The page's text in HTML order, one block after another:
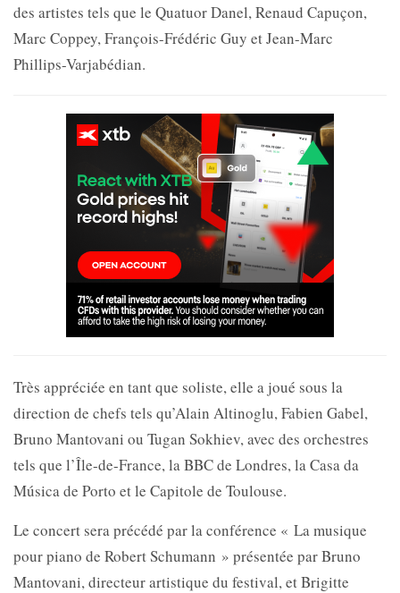
des artistes tels que le Quatuor Danel, Renaud Capuçon,
Marc Coppey, François-Frédéric Guy et Jean-Marc
Phillips-Varjabédian.
Très appréciée en tant que soliste, elle a joué sous la
direction de chefs tels qu’Alain Altinoglu, Fabien Gabel,
Bruno Mantovani ou Tugan Sokhiev, avec des orchestres
tels que l’Île-de-France, la BBC de Londres, la Casa da
Música de Porto et le Capitole de Toulouse.
Le concert sera précédé par la conférence « La musique
pour piano de Robert Schumann » présentée par Bruno
Mantovani, directeur artistique du festival, et Brigitte